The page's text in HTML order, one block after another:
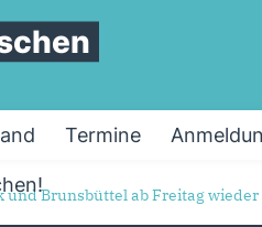
Termine
und Brunsbüttel ab Freitag